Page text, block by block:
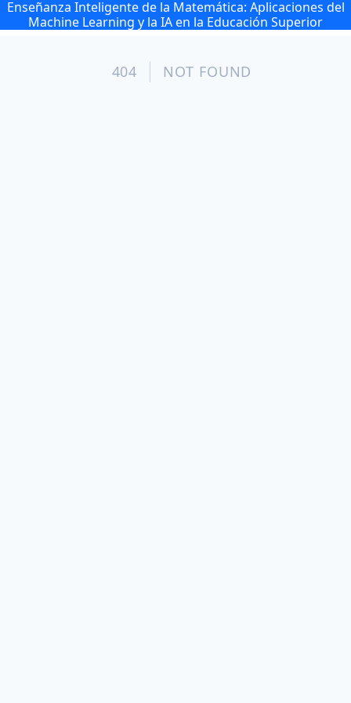
Enseñanza Inteligente de la Matemática: Aplicaciones del
Machine Learning y la IA en la Educación Superior